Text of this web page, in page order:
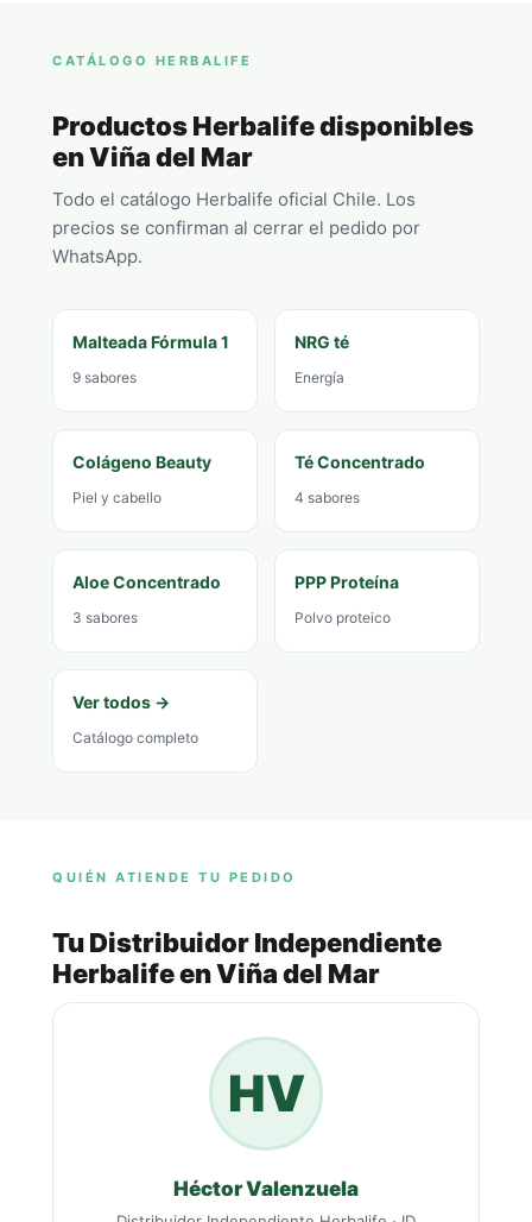
CATÁLOGO HERBALIFE
Productos Herbalife disponibles
en Viña del Mar
Todo el catálogo Herbalife oficial Chile. Los
precios se confirman al cerrar el pedido por
WhatsApp.
Malteada Fórmula 1
9 sabores
NRG té
Energía
Colágeno Beauty
Piel y cabello
Té Concentrado
4 sabores
Aloe Concentrado
3 sabores
PPP Proteína
Polvo proteico
Ver todos →
Catálogo completo
QUIÉN ATIENDE TU PEDIDO
Tu Distribuidor Independiente
Herbalife en Viña del Mar
HV
Héctor Valenzuela